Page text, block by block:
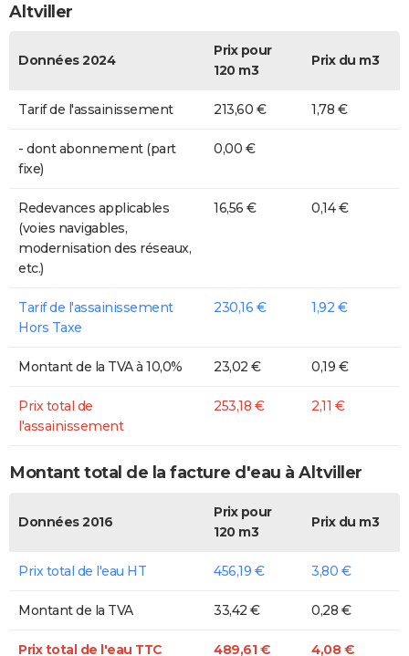
Altviller
Données 2024
Prix pour
120 m3
Prix du m3
Tarif de l'assainissement 213,60 € 1,78 €
- dont abonnement (part
fixe)
0,00 €
Redevances applicables
(voies navigables,
modernisation des réseaux,
etc.)
16,56 € 0,14 €
Tarif de l'assainissement
Hors Taxe
230,16 € 1,92 €
Montant de la TVA à 10,0% 23,02 € 0,19 €
Prix total de
l'assainissement
253,18 € 2,11 €
Montant total de la facture d'eau à Altviller
Données 2016
Prix pour
120 m3
Prix du m3
Prix total de l'eau HT 456,19 € 3,80 €
Montant de la TVA 33,42 € 0,28 €
Prix total de l'eau TTC 489,61 € 4,08 €